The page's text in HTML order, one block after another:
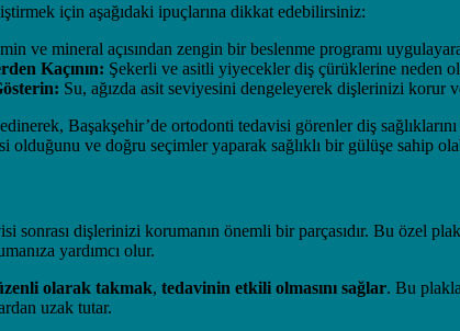
için aşağıdaki ipuçlarına dikkat edebilirsiniz:
ve mineral açısından zengin bir beslenme programı
Kaçının: Şekerli ve asitli yiyecekler diş çürüklerine neden
Su, ağızda asit seviyesini dengeleyerek dişlerinizi korur
Başakşehir’de ortodonti tedavisi görenler diş
olduğunu ve doğru seçimler yaparak sağlıklı bir gülüşe sahip
sonrası dişlerinizi korumanın önemli bir parçasıdır. Bu özel
yardımcı olur.
olarak takmak, tedavinin etkili olmasını sağlar. Bu
uzak tutar.